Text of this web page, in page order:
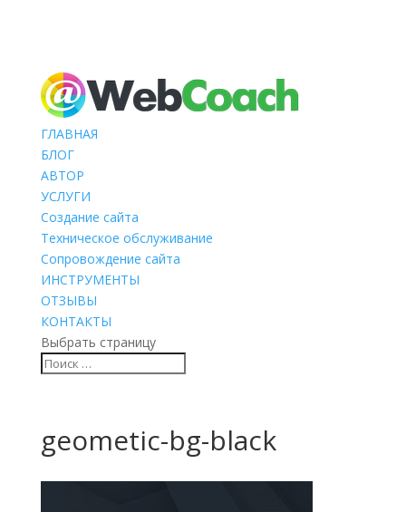
ГЛАВНАЯ
БЛОГ
АВТОР
УСЛУГИ
Создание сайта
Техническое обслуживание
Сопровождение сайта
ИНСТРУМЕНТЫ
ОТЗЫВЫ
КОНТАКТЫ
Выбрать страницу
geometic-bg-black